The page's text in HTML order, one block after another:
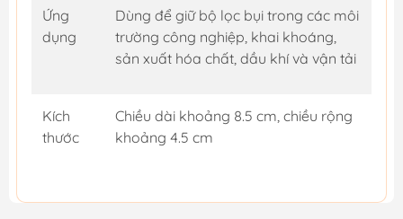
Ứng
dụng
Dùng để giữ bộ lọc bụi trong các môi
trường công nghiệp, khai khoáng,
sản xuất hóa chất, dầu khí và vận tải
Kích
thước
Chiều dài khoảng 8.5 cm, chiều rộng
khoảng 4.5 cm